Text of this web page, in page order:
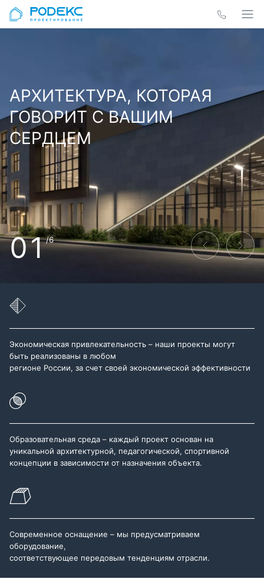
АРХИТЕКТУРА, КОТОРАЯ
ГОВОРИТ С ВАШИМ
СЕРДЦЕМ
01/6
Экономическая привлекательность – наши проекты могут
быть реализованы в любом
регионе России, за счет своей экономической эффективности
Образовательная среда – каждый проект основан на
уникальной архитектурной, педагогической, спортивной
концепции в зависимости от назначения объекта.
Современное оснащение – мы предусматриваем
оборудование,
соответствующее передовым тенденциям отрасли.